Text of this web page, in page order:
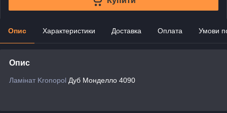
Опис Характеристики Доставка Оплата Умови
Опис
Ламінат Kronopol Дуб Монделло 4090